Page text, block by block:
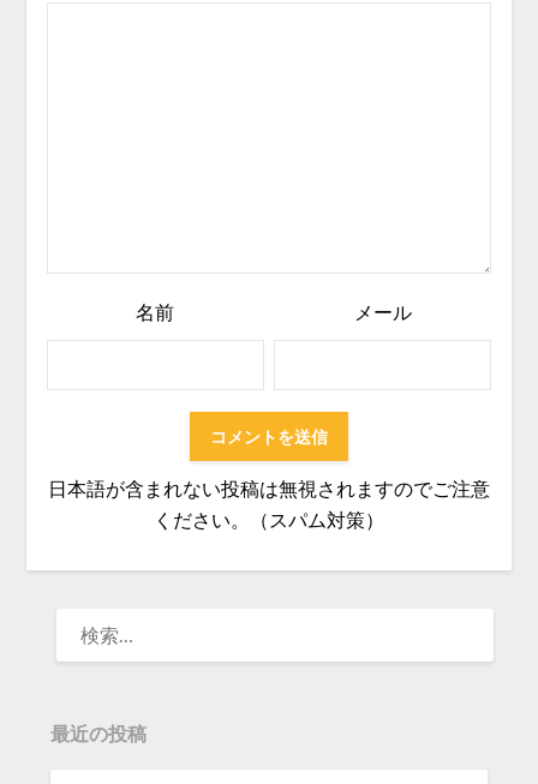
名前 メール
日本語が含まれない投稿は無視されますのでご注意
ください。（スパム対策）
最近の投稿